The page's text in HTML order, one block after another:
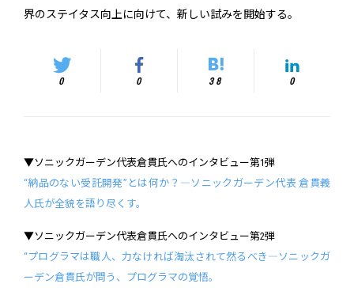
界のステイタス向上に向けて、新しい試みを開始する。
0 0 38 0
▼ソニックガーデン代表倉貫氏へのインタビュー第1弾
“納品のない受託開発”とは何か？―ソニックガーデン代表 倉貫義
人氏が全貌を語り尽くす。
▼ソニックガーデン代表倉貫氏へのインタビュー第2弾
“プログラマは職人、力なければ淘汰されて然るべき―ソニックガ
ーデン倉貫氏が問う、プログラマの覚悟。